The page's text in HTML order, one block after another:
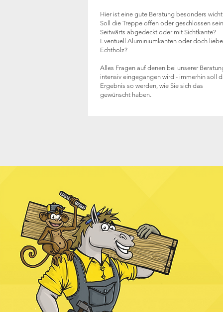
Hier ist eine gute Beratung besonders
Soll die Treppe offen oder geschlossen
Seitwärts abgedeckt oder mit Sichtkante?
Eventuell Aluminiumkanten oder doch
Echtholz?
Alles Fragen auf denen bei unserer
intensiv eingegangen wird - immerhin soll
Ergebnis so werden, wie Sie sich das
gewünscht haben.